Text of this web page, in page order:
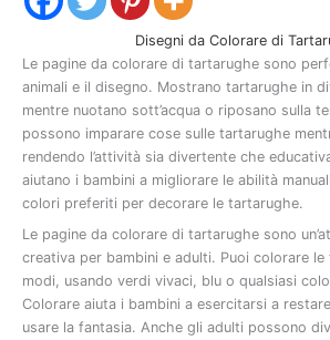
Disegni da Colorare di
Le pagine da colorare di tartarughe sono
animali e il disegno. Mostrano tartarughe in
mentre nuotano sott’acqua o riposano sulla
possono imparare cose sulle tartarughe
rendendo l’attività sia divertente che
aiutano i bambini a migliorare le abilità manuali
colori preferiti per decorare le tartarughe.
Le pagine da colorare di tartarughe sono
creativa per bambini e adulti. Puoi colorare le
modi, usando verdi vivaci, blu o qualsiasi
Colorare aiuta i bambini a esercitarsi a restare
usare la fantasia. Anche gli adulti possono